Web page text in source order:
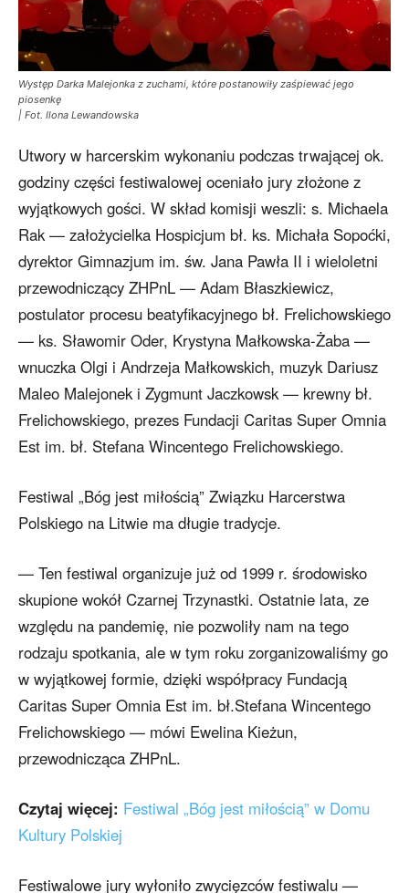
Występ Darka Malejonka z zuchami, które postanowiły zaśpiewać jego
piosenkę
| Fot. Ilona Lewandowska
Utwory w harcerskim wykonaniu podczas trwającej ok.
godziny części festiwalowej oceniało jury złożone z
wyjątkowych gości. W skład komisji weszli: s. Michaela
Rak — założycielka Hospicjum bł. ks. Michała Sopoćki,
dyrektor Gimnazjum im. św. Jana Pawła II i wieloletni
przewodniczący ZHPnL — Adam Błaszkiewicz,
postulator procesu beatyfikacyjnego bł. Frelichowskiego
— ks. Sławomir Oder, Krystyna Małkowska-Żaba —
wnuczka Olgi i Andrzeja Małkowskich, muzyk Dariusz
Maleo Malejonek i Zygmunt Jaczkowsk — krewny bł.
Frelichowskiego, prezes Fundacji Caritas Super Omnia
Est im. bł. Stefana Wincentego Frelichowskiego.
Festiwal „Bóg jest miłością” Związku Harcerstwa
Polskiego na Litwie ma długie tradycje.
— Ten festiwal organizuje już od 1999 r. środowisko
skupione wokół Czarnej Trzynastki. Ostatnie lata, ze
względu na pandemię, nie pozwoliły nam na tego
rodzaju spotkania, ale w tym roku zorganizowaliśmy go
w wyjątkowej formie, dzięki współpracy Fundacją
Caritas Super Omnia Est im. bł.Stefana Wincentego
Frelichowskiego — mówi Ewelina Kieżun,
przewodnicząca ZHPnL.
Czytaj więcej: Festiwal „Bóg jest miłością” w Domu
Kultury Polskiej
Festiwalowe jury wyłoniło zwycięzców festiwalu —